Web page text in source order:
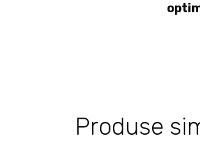
Produse